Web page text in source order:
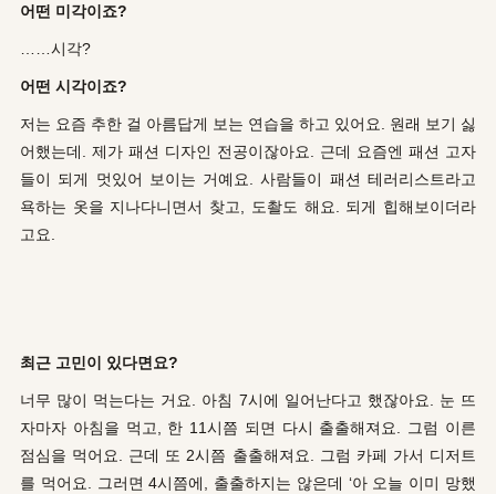
어떤 미각이죠?
……시각?
어떤 시각이죠?
저는 요즘 추한 걸 아름답게 보는 연습을 하고 있어요. 원래 보기 싫
어했는데. 제가 패션 디자인 전공이잖아요. 근데 요즘엔 패션 고자
들이 되게 멋있어 보이는 거예요. 사람들이 패션 테러리스트라고
욕하는 옷을 지나다니면서 찾고, 도촬도 해요. 되게 힙해보이더라
고요.
최근 고민이 있다면요?
너무 많이 먹는다는 거요. 아침 7시에 일어난다고 했잖아요. 눈 뜨
자마자 아침을 먹고, 한 11시쯤 되면 다시 출출해져요. 그럼 이른
점심을 먹어요. 근데 또 2시쯤 출출해져요. 그럼 카페 가서 디저트
를 먹어요. 그러면 4시쯤에, 출출하지는 않은데 ‘아 오늘 이미 망했